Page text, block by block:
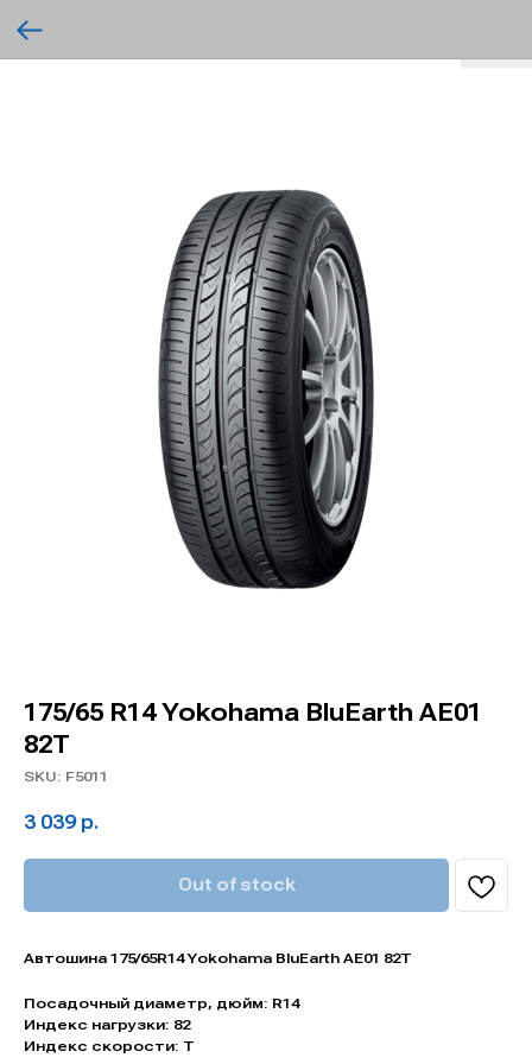
175/65 R14 Yokohama BluEarth AE01
82T
SKU: F5011
3 039 р.
Out of stock
Автошина 175/65R14 Yokohama BluEarth AE01 82T
Посадочный диаметр, дюйм: R14
Индекс нагрузки: 82
Индекс скорости: T